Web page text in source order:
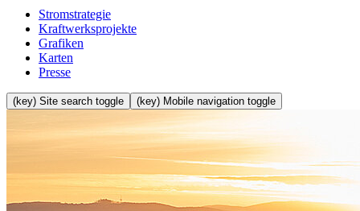
Stromstrategie
Kraftwerksprojekte
Grafiken
Karten
Presse
(key) Site search toggle (key) Mobile navigation toggle